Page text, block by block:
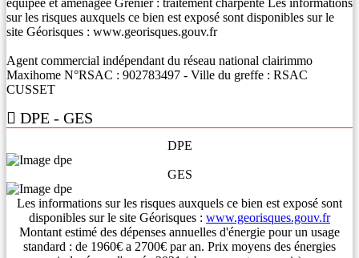
sur les risques auxquels ce bien est exposé sont disponibles sur le
site Géorisques : www.georisques.gouv.fr
Agent commercial indépendant du réseau national clairimmo
Maxihome N°RSAC : 902783497 - Ville du greffe : RSAC
CUSSET
DPE - GES
DPE
GES
Les informations sur les risques auxquels ce bien est exposé sont
disponibles sur le site Géorisques : www.georisques.gouv.fr
Montant estimé des dépenses annuelles d'énergie pour un usage
standard : de 1960€ a 2700€ par an. Prix moyens des énergies